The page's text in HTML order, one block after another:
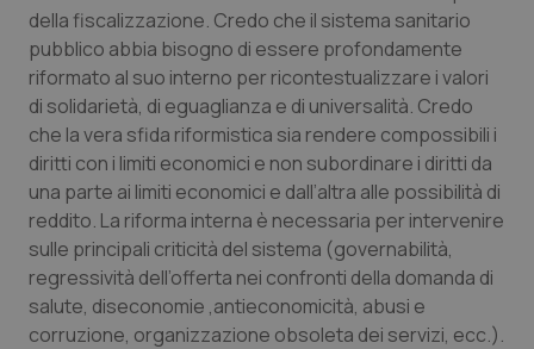
Abruzzo
Basilicata
Calabria
Campania
Emilia-Romagna
QS Pro Gold
Artrite & artrosi
Asma & BPCO
Car-T
Colesterolo & coronaropatie
QS Club Newsletter
della fiscalizzazione. Credo che il sistema sanitario
pubblico abbia bisogno di essere profondamente
riformato al suo interno per ricontestualizzare i valori
di solidarietà, di eguaglianza e di universalità. Credo
che la vera sfida riformistica sia rendere compossibili i
diritti con i limiti economici e non subordinare i diritti da
una parte ai limiti economici e dall’altra alle possibilità di
reddito. La riforma interna è necessaria per intervenire
sulle principali criticità del sistema (governabilità,
regressività dell’offerta nei confronti della domanda di
salute, diseconomie ,antieconomicità, abusi e
corruzione, organizzazione obsoleta dei servizi, ecc.).